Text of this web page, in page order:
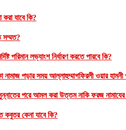
করা যাবে কি?
সম্মত?
পরিমান লভ্যাংশ নির্ধারণ করতে পারবে কি?
পড়ার সময় আল্লাহুম্মাগফিরলী ওয়ার হামনী
পরে আমল করা উত্তম নাকি ফরজ
কেনা যাবে কি?